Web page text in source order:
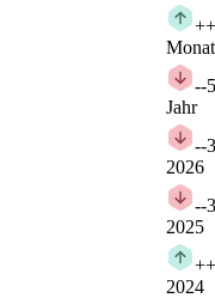
+
Monat
--
Jahr
--
2026
--
2025
+
2024